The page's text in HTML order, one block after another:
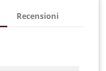
Recensioni